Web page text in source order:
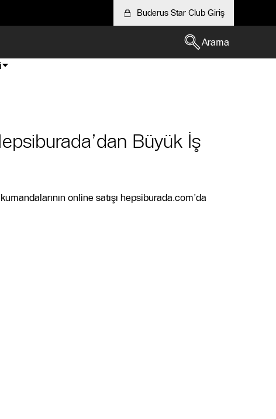
Buderus Star Club Giriş
Arama
Büyük İş
online satışı hepsiburada.com’da